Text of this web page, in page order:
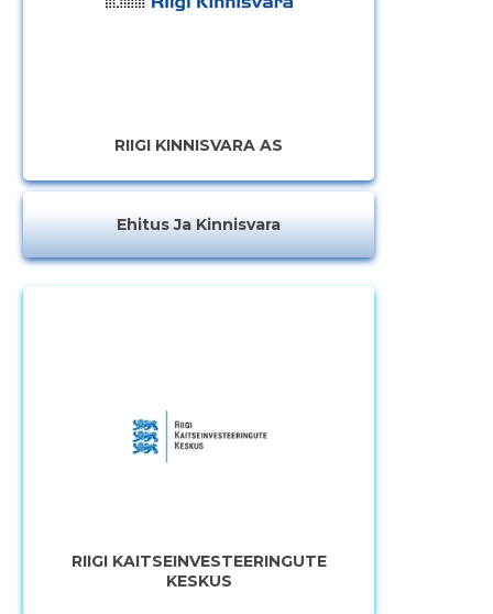
RIIGI KINNISVARA AS
Ehitus Ja Kinnisvara
RIIGI KAITSEINVESTEERINGUTE
KESKUS